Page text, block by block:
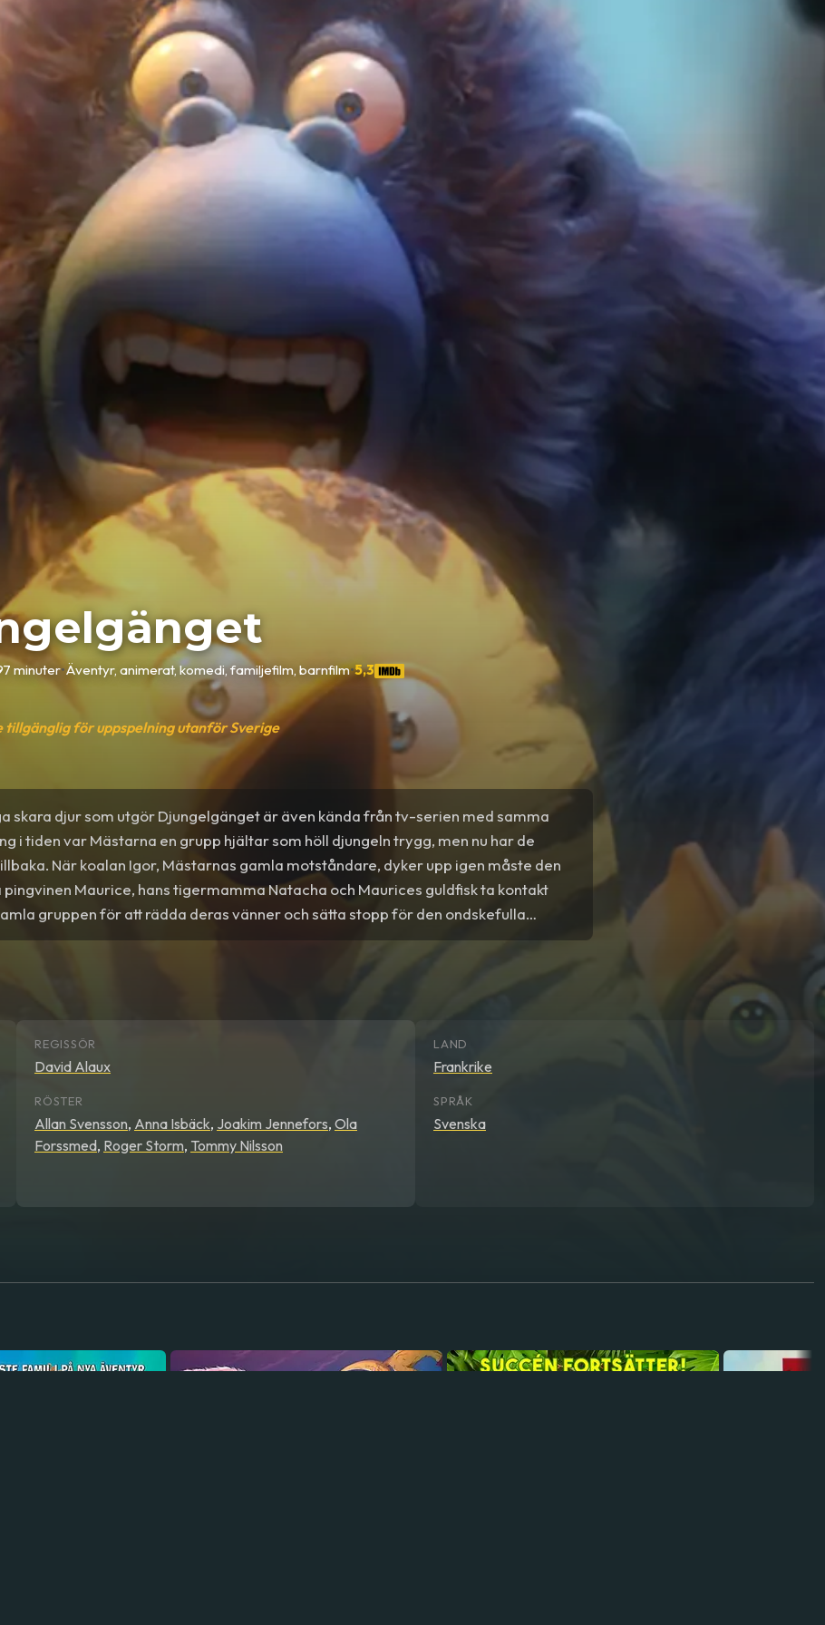
minuter•Äventyr, animerat, komedi, familjefilm, barnfilm•5,3
tillgänglig för uppspelning utanför Sverige
skara djur som utgör Djungelgänget är även kända från tv-serien med samma
i tiden var Mästarna en grupp hjältar som höll djungeln trygg, men nu har de
När koalan Igor, Mästarnas gamla motståndare, dyker upp igen måste den
pingvinen Maurice, hans tigermamma Natacha och Maurices guldfisk ta kontakt
gruppen för att rädda deras vänner och sätta stopp för den ondskefulla
att utrota hela djungeln. IAftonbladet
får filmen betyget 3 av 5 av Jens Peterson
att det är ”full fart och underhållande slapstick och repliker.”
REGISSÖR
David Alaux
RÖSTER
Allan Svensson, Anna Isbäck, Joakim Jennefors, Ola
Forssmed, Roger Storm, Tommy Nilsson
LAND
Frankrike
SPRÅK
Svenska